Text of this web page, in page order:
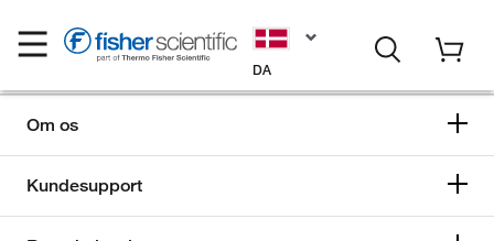
DA
Om os
Kundesupport